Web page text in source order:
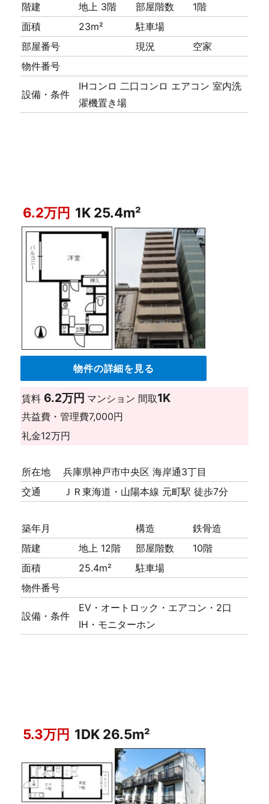
階建
地上 3階 部屋階数
1階
面積
23m²
駐車場
部屋番号
現況
空家
物件番号
設備・条件
IHコンロ 二口コンロ エアコン 室内洗
濯機置き場
6.2万円 1K 25.4m²
物件の詳細を見る
賃料 6.2万円 マンション 間取1K
共益費・管理費7,000円
礼金12万円
所在地
兵庫県神戸市中央区 海岸通3丁目
交通
ＪＲ東海道・山陽本線 元町駅 徒歩7分
築年月 構造
鉄骨造
階建
地上 12階 部屋階数
10階
面積
25.4m²
駐車場
物件番号
設備・条件
EV・オートロック・エアコン・2口
IH・モニターホン
5.3万円 1DK 26.5m²